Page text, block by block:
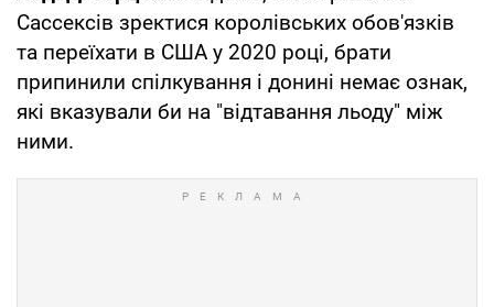
Сассексів зректися королівських обов'язків
та переїхати в США у 2020 році, брати
припинили спілкування і донині немає ознак,
які вказували би на "відтавання льоду" між
ними.